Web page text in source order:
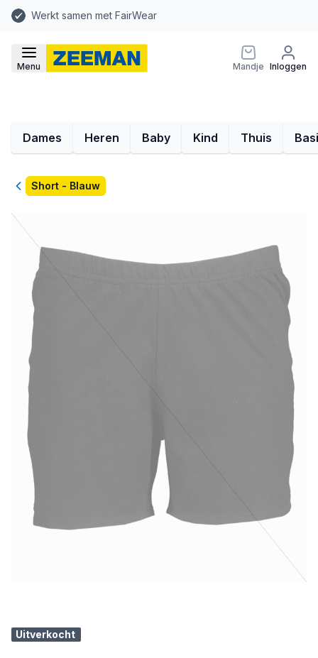
Werkt samen met FairWear
Menu Mandje Inloggen
Dames Heren Baby Kind Thuis
TerugShort - Blauw
Uitverkocht